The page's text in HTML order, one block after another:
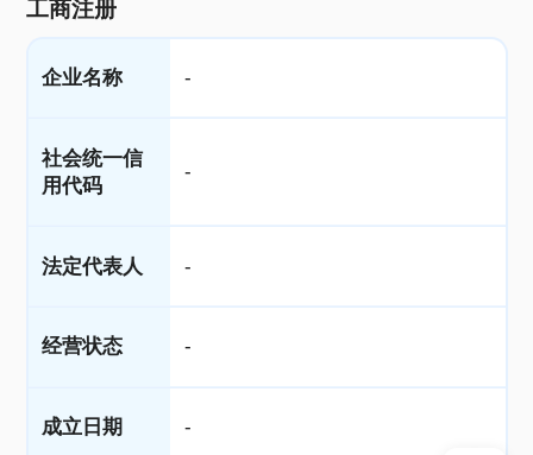
工商注册
企业名称 -
社会统一信
用代码
-
法定代表人 -
经营状态 -
成立日期 -